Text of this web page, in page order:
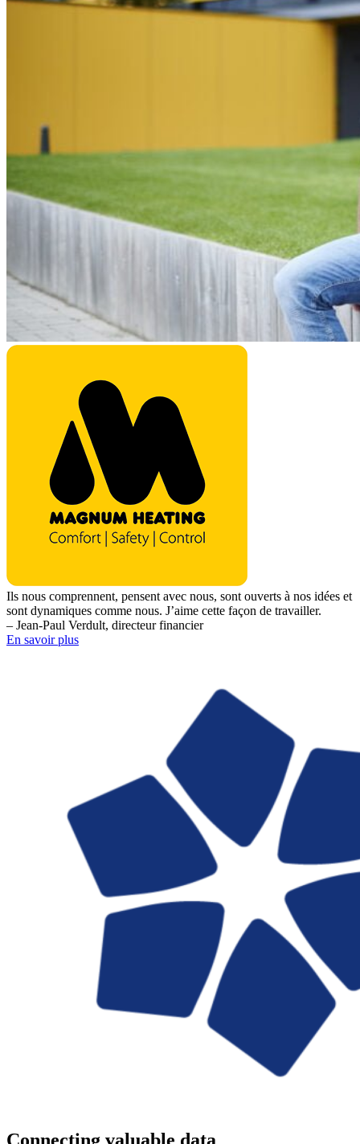
Ils nous comprennent, pensent avec nous, sont ouverts à nos idées et
sont dynamiques comme nous. J’aime cette façon de travailler.
– Jean-Paul Verdult, directeur financier
En savoir plus